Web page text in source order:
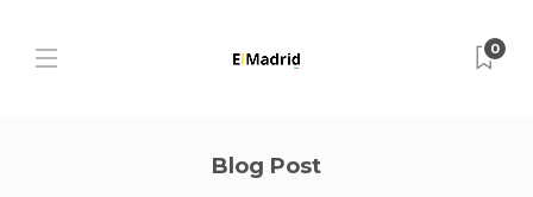
0
Blog Post